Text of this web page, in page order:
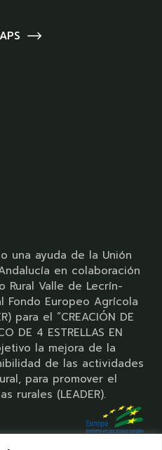
una ayuda de la Unión
en colaboración
Rural Valle de Lecrín-
Fondo Europeo Agrícola
para el “CREACIÓN DE
DE 4 ESTRELLAS EN
la mejora de la
de las actividades
para promover el
rurales (LEADER).